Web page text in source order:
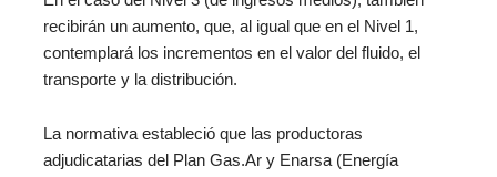
recibirán un aumento, que, al igual que en el Nivel 1,
contemplará los incrementos en el valor del fluido, el
transporte y la distribución.
La normativa estableció que las productoras
adjudicatarias del Plan Gas.Ar y Enarsa (Energía